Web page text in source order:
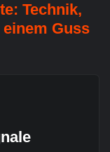
Technik,
Guss